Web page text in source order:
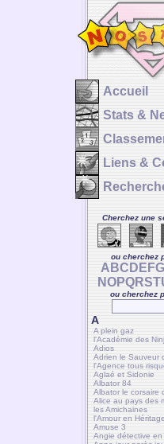
Accueil
Stats &
Liens &
Cherchez une
ou cherchez
A BC D E FG
NOPQRST
ou cherchez
A
A plein gaz
l'Académie des
Adios
Adrien le Sauveur
l'Agence tous
Aglaé et Sidonie
Albator 84
Albator le corsaire
Alice au pays des
les Amichaines
l'Amour en Héritage
Amuse 3
Angie détective en